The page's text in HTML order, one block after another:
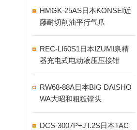
HMGK-25AS日本KONSEI近
藤耐切削油平行气爪
REC-LI60S1日本IZUMI泉精
器充电式电动液压压接钳
RW68-88A日本BIG DAISHO
WA大昭和粗糙镗头
DCS-3007P+JT.2S日本TAC